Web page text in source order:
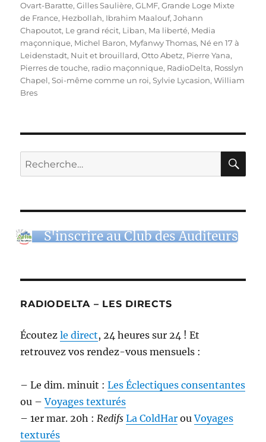
Ovart-Baratte,Gilles Saulière,GLMF,Grande Loge Mixte
de France, Hezbollah, Ibrahim Maalouf,Johann
Chapoutot, Le grand récit, Liban, Ma liberté, Media
maçonnique, Michel Baron, Myfanwy Thomas, Né en 17 à
Leidenstadt, Nuit et brouillard,Otto Abetz, Pierre Yana,
Pierres de touche, radio maçonnique, RadioDelta, Rosslyn
Chapel,Soi-même comme un roi,Sylvie Lycasion,William
Bres
Recherche
pour :
S'inscrire au Club des Auditeurs
RADIODELTA – LES DIRECTS
Écoutezle direct, 24 heures sur 24 ! Et
retrouvez vos rendez-vous mensuels :
– Le dim. minuit :Les Éclectiques consentantes
ou –Voyages texturés
– 1er mar. 20h :Redifs La ColdHar ouVoyages
texturés